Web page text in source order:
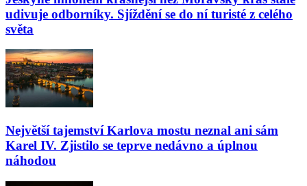
udivuje odborníky. Sjíždění se do ní turisté z celého
světa
Největší tajemství Karlova mostu neznal ani sám
Karel IV. Zjistilo se teprve nedávno a úplnou
náhodou